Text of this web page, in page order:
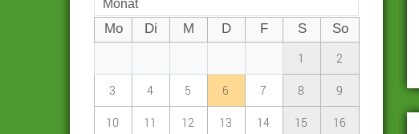
Monat
Mo Di M D F S
So
1
2
3 4 5 6 7 8 9
10 11 12 13 14 15 16